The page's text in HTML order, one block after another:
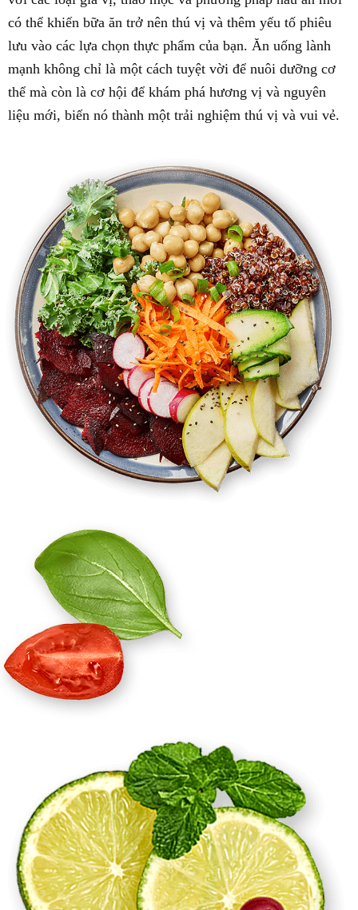
có thể khiến bữa ăn trở nên thú vị và thêm yếu tố phiêu
lưu vào các lựa chọn thực phẩm của bạn. Ăn uống lành
mạnh không chỉ là một cách tuyệt vời để nuôi dưỡng cơ
thể mà còn là cơ hội để khám phá hương vị và nguyên
liệu mới, biến nó thành một trải nghiệm thú vị và vui vẻ.